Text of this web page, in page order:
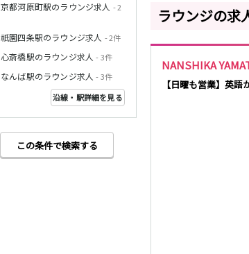
ラウンジの求
NANSHIKA
【日曜も営業】英
京都河原町駅のラウンジ求人 - 2
祇園四条駅のラウンジ求人 - 2件
心斎橋駅のラウンジ求人- 3件
なんば駅のラウンジ求人- 3件
沿線・駅詳細を見る
この条件で検索する
JR紀勢本線(和歌
山～和歌山市)
和歌山駅
JR阪和線(天王寺
～和歌山)
和歌山駅
JR桜井線
南海本線